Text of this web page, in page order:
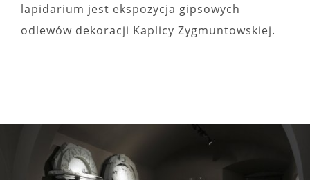
lapidarium jest ekspozycja gipsowych
odlewów dekoracji Kaplicy Zygmuntowskiej.